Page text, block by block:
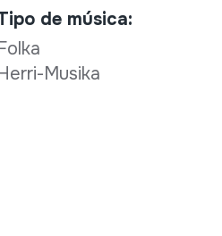
de música:
Musika